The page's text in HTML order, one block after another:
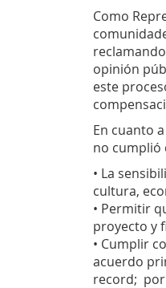
Como
opinión
este
En cuanto
no cumplió
• La
cultura,
• Permitir
proyecto y
• Cumplir
acuerdo
record; por